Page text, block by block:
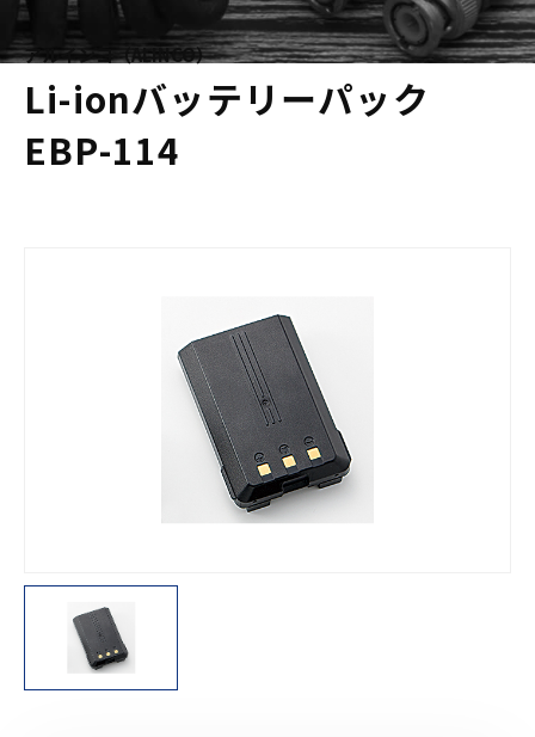
アルインコ（ALINCO）
Li-ionバッテリーパック
EBP-114